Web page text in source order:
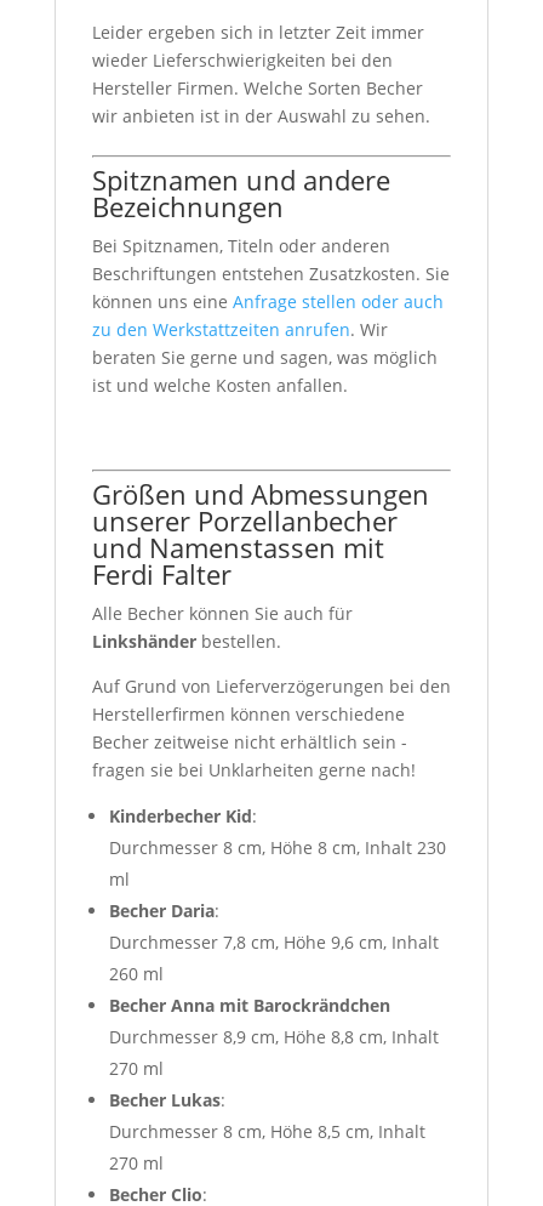
Leider ergeben sich in letzter Zeit immer
wieder Lieferschwierigkeiten bei den
Hersteller Firmen. Welche Sorten Becher
wir anbieten ist in der Auswahl zu sehen.
Spitznamen und andere
Bezeichnungen
Bei Spitznamen, Titeln oder anderen
Beschriftungen entstehen Zusatzkosten. Sie
können uns eine Anfrage stellen oder auch
zu den Werkstattzeiten anrufen. Wir
beraten Sie gerne und sagen, was möglich
ist und welche Kosten anfallen.
Größen und Abmessungen
unserer Porzellanbecher
und Namenstassen mit
Ferdi Falter
Alle Becher können Sie auch für
Linkshänderbestellen.
Auf Grund von Lieferverzögerungen bei den
Herstellerfirmen können verschiedene
Becher zeitweise nicht erhältlich sein -
fragen sie bei Unklarheiten gerne nach!
Kinderbecher Kid:
Durchmesser 8 cm, Höhe 8 cm, Inhalt 230
ml
Becher Daria:
Durchmesser 7,8 cm, Höhe 9,6 cm, Inhalt
260 ml
Becher Anna mit Barockrändchen
Durchmesser 8,9 cm, Höhe 8,8 cm, Inhalt
270 ml
Becher Lukas:
Durchmesser 8 cm, Höhe 8,5 cm, Inhalt
270 ml
Becher Clio: